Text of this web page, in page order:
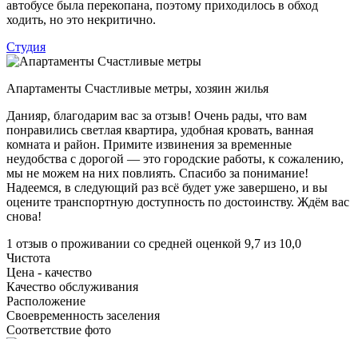
автобусе была перекопана, поэтому приходилось в обход
ходить, но это некритично.
Студия
Aпартаменты Счастливые метры, хозяин жилья
Данияр, благодарим вас за отзыв! Очень рады, что вам
понравились светлая квартира, удобная кровать, ванная
комната и район. Примите извинения за временные
неудобства с дорогой — это городские работы, к сожалению,
мы не можем на них повлиять. Спасибо за понимание!
Надеемся, в следующий раз всё будет уже завершено, и вы
оцените транспортную доступность по достоинству. Ждём вас
снова!
1 отзыв о проживании со средней оценкой 9,7 из 10,0
Чистота
Цена - качество
Качество обслуживания
Расположение
Своевременность заселения
Соответствие фото